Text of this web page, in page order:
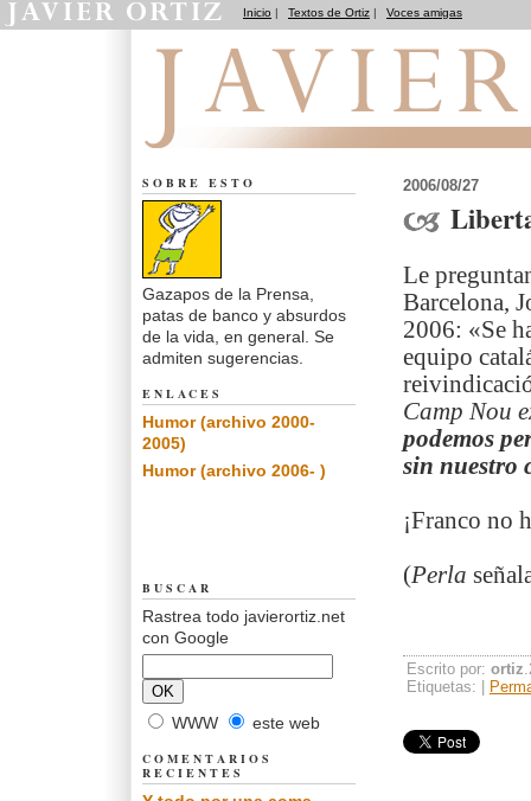
Inicio | Textos de Ortiz | Voces amigas
2006/08/27
Le
Barcelona,
2006: «Se
equipo
Camp Nou
podemos
sin nuestro
¡Franco no
(Perla
Escrito por: ortiz
Etiquetas: |
SOBRE ESTO
Gazapos de la Prensa,
patas de banco y absurdos
de la vida, en general. Se
admiten sugerencias.
ENLACES
Humor (archivo 2000-
2005)
Humor (archivo 2006- )
BUSCAR
Rastrea todo javierortiz.net
con Google
WWW este web
COMENTARIOS
RECIENTES